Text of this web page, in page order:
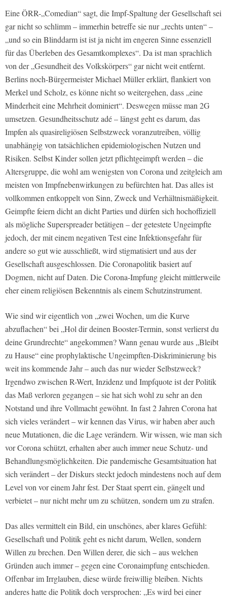
Eine ÖRR-„Comedian“ sagt, die Impf-Spaltung der Gesellschaft sei
gar nicht so schlimm – immerhin betreffe sie nur „rechts unten“ –
„und so ein Blinddarm ist ist ja nicht im engeren Sinne essenziell
für das Überleben des Gesamtkomplexes“. Da ist man sprachlich
von der „Gesundheit des Volkskörpers“ gar nicht weit entfernt.
Berlins noch-Bürgermeister Michael Müller erklärt, flankiert von
Merkel und Scholz, es könne nicht so weitergehen, dass „eine
Minderheit eine Mehrheit dominiert“. Deswegen müsse man 2G
umsetzen. Gesundheitsschutz adé – längst geht es darum, das
Impfen als quasireligiösen Selbstzweck voranzutreiben, völlig
unabhängig von tatsächlichen epidemiologischen Nutzen und
Risiken. Selbst Kinder sollen jetzt pflichtgeimpft werden – die
Altersgruppe, die wohl am wenigsten von Corona und zeitgleich am
meisten von Impfnebenwirkungen zu befürchten hat. Das alles ist
vollkommen entkoppelt von Sinn, Zweck und Verhältnismäßigkeit.
Geimpfte feiern dicht an dicht Parties und dürfen sich hochoffiziell
als mögliche Superspreader betätigen – der getestete Ungeimpfte
jedoch, der mit einem negativen Test eine Infektionsgefahr für
andere so gut wie ausschließt, wird stigmatisiert und aus der
Gesellschaft ausgeschlossen. Die Coronapolitik basiert auf
Dogmen, nicht auf Daten. Die Corona-Impfung gleicht mittlerweile
eher einem religiösen Bekenntnis als einem Schutzinstrument.
Wie sind wir eigentlich von „zwei Wochen, um die Kurve
abzuflachen“ bei „Hol dir deinen Booster-Termin, sonst verlierst du
deine Grundrechte“ angekommen? Wann genau wurde aus „Bleibt
zu Hause“ eine prophylaktische Ungeimpften-Diskriminierung bis
weit ins kommende Jahr – auch das nur wieder Selbstzweck?
Irgendwo zwischen R-Wert, Inzidenz und Impfquote ist der Politik
das Maß verloren gegangen – sie hat sich wohl zu sehr an den
Notstand und ihre Vollmacht gewöhnt. In fast 2 Jahren Corona hat
sich vieles verändert – wir kennen das Virus, wir haben aber auch
neue Mutationen, die die Lage verändern. Wir wissen, wie man sich
vor Corona schützt, erhalten aber auch immer neue Schutz- und
Behandlungsmöglichkeiten. Die pandemische Gesamtsituation hat
sich verändert – der Diskurs steckt jedoch mindestens noch auf dem
Level von vor einem Jahr fest. Der Staat sperrt ein, gängelt und
verbietet – nur nicht mehr um zu schützen, sondern um zu strafen.
Das alles vermittelt ein Bild, ein unschönes, aber klares Gefühl:
Gesellschaft und Politik geht es nicht darum, Wellen, sondern
Willen zu brechen. Den Willen derer, die sich – aus welchen
Gründen auch immer – gegen eine Coronaimpfung entschieden.
Offenbar im Irrglauben, diese würde freiwillig bleiben. Nichts
anderes hatte die Politik doch versprochen: „Es wird bei einer